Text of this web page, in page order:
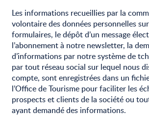
Les informations recueillies par la
volontaire des données personnelles
formulaires, le dépôt d’un message
l’abonnement à notre newsletter, la
d’informations par notre système de
par tout réseau social sur lequel nous
compte, sont enregistrées dans un
l’Office de Tourisme pour faciliter les
prospects et clients de la société ou
ayant demandé des informations.